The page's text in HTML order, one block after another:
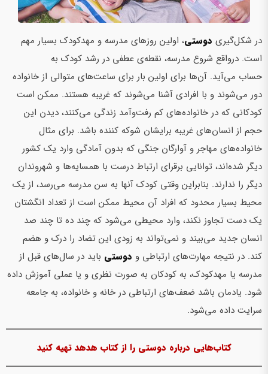
در شکل‌گیری دوستی، اولین روزهای مدرسه و مهدکودک بسیار مهم
است. درواقع شروع مدرسه، نقطه‌ی عطفی در رشد کودک به
حساب می‌آید. آن‌ها برای اولین بار برای ساعت‌های متوالی از خانواده
دور می‌شوند و با افرادی آشنا می‌شوند که غریبه هستند. ممکن است
کودکانی که در خانواده‌های کم رفت‌وآمد زندگی می‌کنند، دیدن این
حجم از انسان‌های غریبه برایشان شوکه کننده باشد. برای مثال
خانواده‌های مهاجر و آوارگان جنگی که بدون آمادگی وارد یک کشور
دیگر شده‌اند، توانایی برقرای ارتباط درست با همسایه‌ها و شهروندان
دیگر را ندارند. بنابراین وقتی کودک آن­ها به سن مدرسه می‌رسد، از یک
محیط بسیار محدود که افراد آن محیط ممکن است از تعداد انگشتان
یک دست تجاوز نکند، وارد محیطی می‌شود که چند ده تا چند صد
انسان جدید می‌بیند و نمی‌تواند به زودی این تضاد را درک و هضم
کند. در نتیجه مهارت‌های ارتباطی و دوستی باید در سال‌های قبل از
مدرسه یا مهدکودک، به کودکان به صورت نظری و یا عملی آموزش داده
شود. یادمان باشد ضعف‌های ارتباطی در خانه و خانواده، به جامعه
سرایت داده می‌شود.
کتاب‌هایی درباره دوستی را از کتاب هدهد تهیه کنید